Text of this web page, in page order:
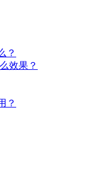
？
效果？
？